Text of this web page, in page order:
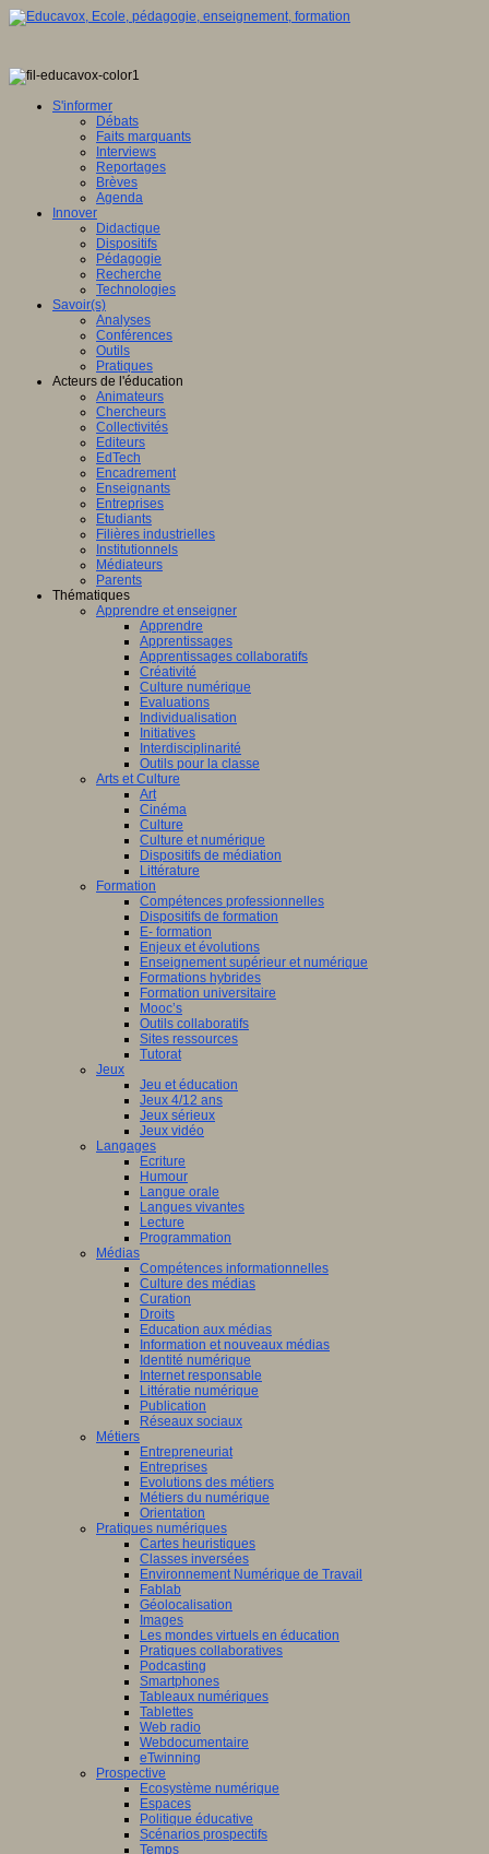
S'informer
Débats
Faits marquants
Interviews
Reportages
Brèves
Agenda
Innover
Didactique
Dispositifs
Pédagogie
Recherche
Technologies
Savoir(s)
Analyses
Conférences
Outils
Pratiques
Acteurs de l'éducation
Animateurs
Chercheurs
Collectivités
Editeurs
EdTech
Encadrement
Enseignants
Entreprises
Etudiants
Filières industrielles
Institutionnels
Médiateurs
Parents
Thématiques
Apprendre et enseigner
Apprendre
Apprentissages
Apprentissages collaboratifs
Créativité
Culture numérique
Evaluations
Individualisation
Initiatives
Interdisciplinarité
Outils pour la classe
Arts et Culture
Art
Cinéma
Culture
Culture et numérique
Dispositifs de médiation
Littérature
Formation
Compétences professionnelles
Dispositifs de formation
E- formation
Enjeux et évolutions
Enseignement supérieur et numérique
Formations hybrides
Formation universitaire
Mooc’s
Outils collaboratifs
Sites ressources
Tutorat
Jeux
Jeu et éducation
Jeux 4/12 ans
Jeux sérieux
Jeux vidéo
Langages
Ecriture
Humour
Langue orale
Langues vivantes
Lecture
Programmation
Médias
Compétences informationnelles
Culture des médias
Curation
Droits
Education aux médias
Information et nouveaux médias
Identité numérique
Internet responsable
Littératie numérique
Publication
Réseaux sociaux
Métiers
Entrepreneuriat
Entreprises
Evolutions des métiers
Métiers du numérique
Orientation
Pratiques numériques
Cartes heuristiques
Classes inversées
Environnement Numérique de Travail
Fablab
Géolocalisation
Images
Les mondes virtuels en éducation
Pratiques collaboratives
Podcasting
Smartphones
Tableaux numériques
Tablettes
Web radio
Webdocumentaire
eTwinning
Prospective
Ecosystème numérique
Espaces
Politique éducative
Scénarios prospectifs
Temps